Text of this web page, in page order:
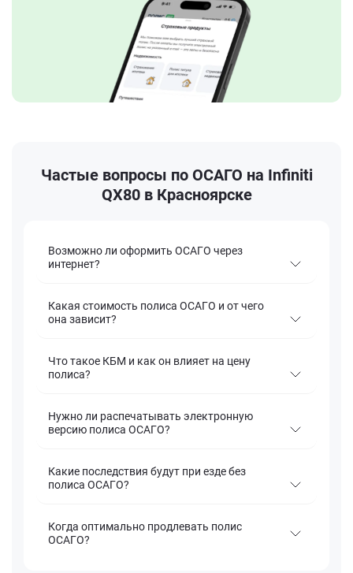
Частые вопросы по ОСАГО на Infiniti
QX80 в Красноярске
Возможно ли оформить ОСАГО через
интернет?
Какая стоимость полиса ОСАГО и от чего
она зависит?
Что такое КБМ и как он влияет на цену
полиса?
Нужно ли распечатывать электронную
версию полиса ОСАГО?
Какие последствия будут при езде без
полиса ОСАГО?
Когда оптимально продлевать полис
ОСАГО?